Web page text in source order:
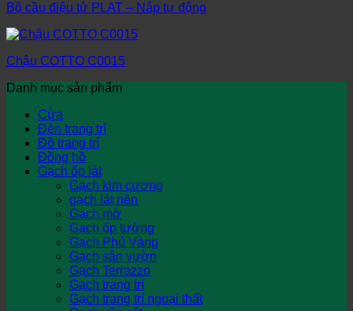
Bộ cầu điệu tử PLAT – Nắp tự động
Chậu COTTO C0015
Danh mục sản phẩm
Cửa
Đèn trang trí
Đồ trang trí
Đồng hồ
Gạch ốp lát
Gạch kim cương
gạch lát nền
Gạch mờ
Gạch ốp tường
Gạch Phủ Vàng
Gạch sân vườn
Gạch Terrazzo
Gạch trang trí
Gạch trang trí ngoại thất